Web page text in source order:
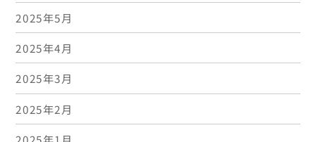
2025年5月
2025年4月
2025年3月
2025年2月